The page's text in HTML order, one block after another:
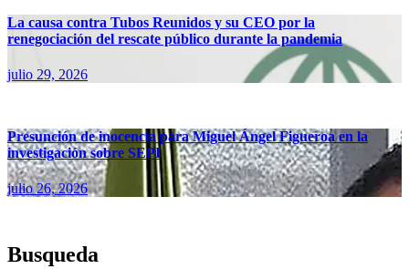
La causa contra Tubos Reunidos y su CEO por la
renegociación del rescate público durante la pandemia
julio 29, 2026
Presunción de inocencia para Miguel Ángel Figueroa en la
investigación sobre SEPI
julio 26, 2026
Busqueda